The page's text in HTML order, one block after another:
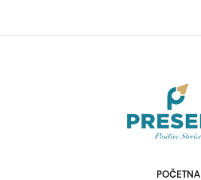
POČETNA